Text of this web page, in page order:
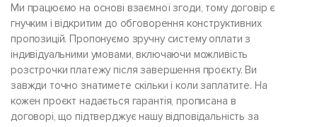
Ми працюємо на основі взаємної згоди, тому договір є
гнучким і відкритим до обговорення конструктивних
пропозицій. Пропонуємо зручну систему оплати з
індивідуальними умовами, включаючи можливість
розстрочки платежу після завершення проєкту. Ви
завжди точно знатимете скільки і коли заплатите. На
кожен проєкт надається гарантія, прописана в
договорі, що підтверджує нашу відповідальність за